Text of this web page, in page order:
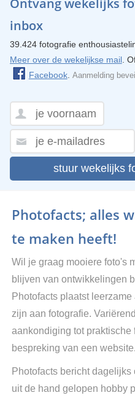
inbox
39.424 fotografie
Meer over de wekelijkse mail.
Facebook. Aanmelding
stuur wekelijks
Photofacts; alles
te maken heeft!
Wil je graag mooiere foto's
blijven van ontwikkelingen
Photofacts plaatst
zijn aan fotografie.
aankondiging tot praktische
bespreking van een website.
Photofacts bericht
uit de hand gelopen hobby